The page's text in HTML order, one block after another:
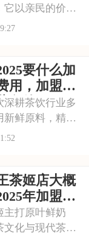
它以亲民的价格
，覆盖了广泛
已。那么，加盟
少费用呢？下
盟蜜雪
要什么加
用，加盟需
条件
耕茶饮行业多
新鲜原料，精心
，以稳定的品
者想加盟。那
费用情况如何
看看古茗
茶姬店大概
年加盟费
本预算
打原叶鲜奶
文化与现代茶饮